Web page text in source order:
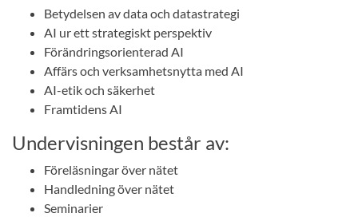
Betydelsen av data och datastrategi
AI ur ett strategiskt perspektiv
Förändringsorienterad AI
Affärs och verksamhetsnytta med AI
AI-etik och säkerhet
Framtidens AI
Undervisningen består av:
Föreläsningar över nätet
Handledning över nätet
Seminarier